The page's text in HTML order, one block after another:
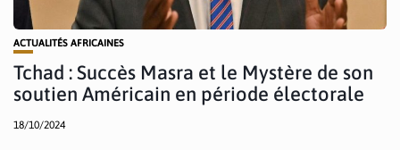
ACTUALITÉS AFRICAINES
Tchad : Succès Masra et le Mystère de son
soutien Américain en période électorale
18/10/2024